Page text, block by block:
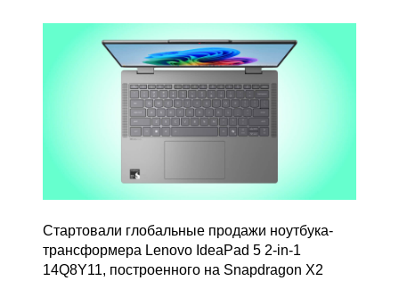
Стартовали глобальные продажи ноутбука-
трансформера Lenovo IdeaPad 5 2-in-1
14Q8Y11, построенного на Snapdragon X2